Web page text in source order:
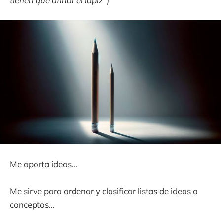
Me aporta ideas...
Me sirve para ordenar y clasificar listas de ideas o
conceptos...